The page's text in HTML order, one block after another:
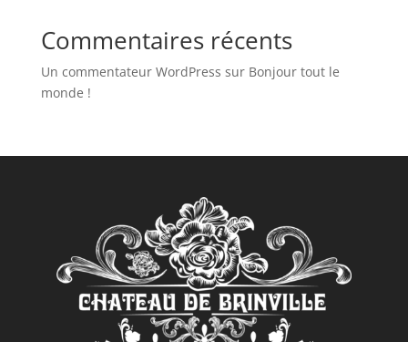
Commentaires récents
Un commentateur WordPress sur Bonjour tout le
monde !